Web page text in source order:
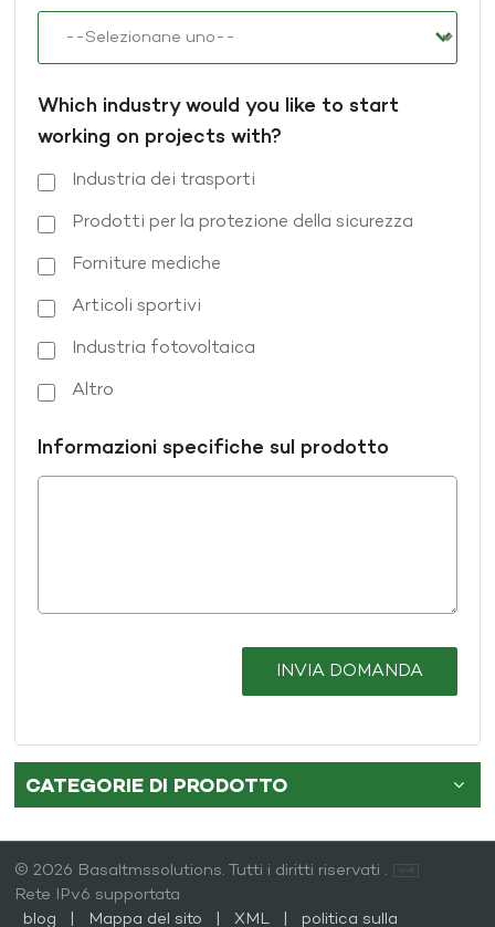
Which industry would you like to start
working on projects with?
Industria dei trasporti
Prodotti per la protezione della sicurezza
Forniture mediche
Articoli sportivi
Industria fotovoltaica
Altro
Informazioni specifiche sul prodotto
INVIA DOMANDA
CATEGORIE DI PRODOTTO
© 2026 Basaltmssolutions. Tutti i diritti riservati .
Rete IPv6 supportata
blog
Mappa del sito XML politica sulla